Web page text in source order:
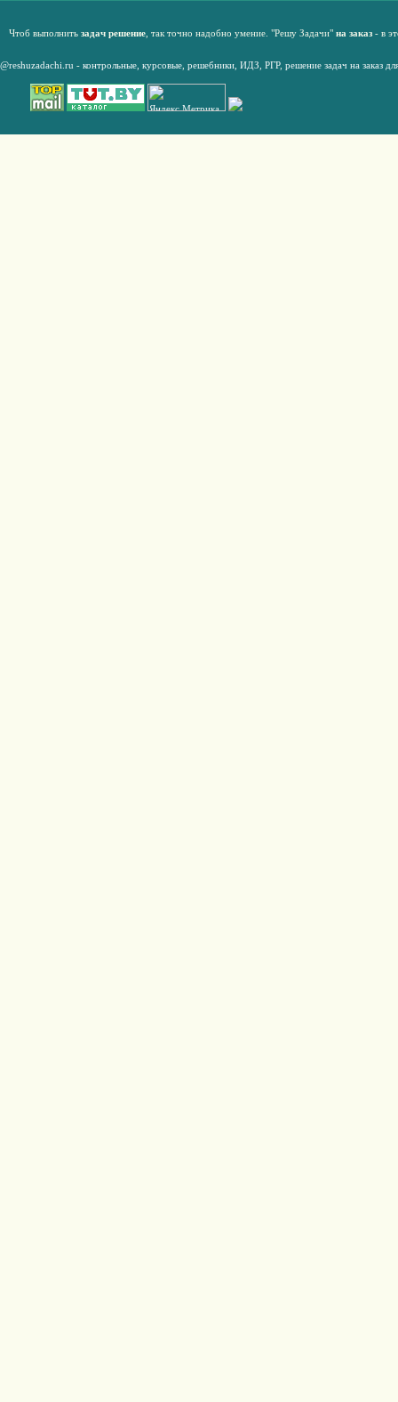
Чтоб выполнить задач решение , так точно надобно умение. "Решу Задачи" на заказ - в
@reshuzadachi.ru - контрольные, курсовые решебники, ИДЗ, РГР, решение задач на заказ